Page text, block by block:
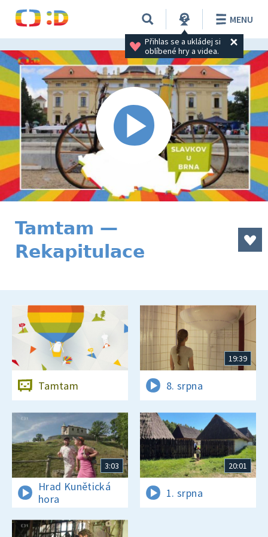
Přihlas se a ukládej si
oblíbené hry a videa.
MENU
Tamtam —
Rekapitulace
Tamtam
19:39
8. srpna
3:03
Hrad Kunětická
hora
20:01
1. srpna